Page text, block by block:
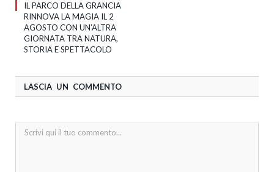
IL PARCO DELLA GRANCIA
RINNOVA LA MAGIA IL 2
AGOSTO CON UN’ALTRA
GIORNATA TRA NATURA,
STORIA E SPETTACOLO
LASCIA UN COMMENTO